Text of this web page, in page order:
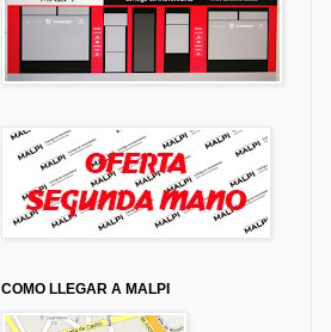
COMO LLEGAR A MALPI